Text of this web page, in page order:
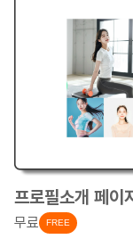
프로필소개 페이
무료 FREE